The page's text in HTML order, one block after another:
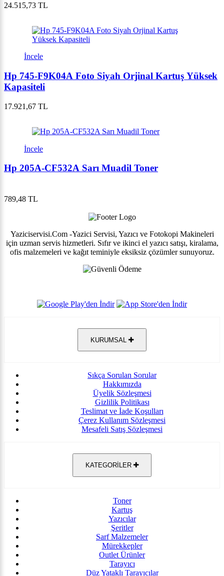
24.515,73 TL
İncele
Hp 745-F9K04A Foto Siyah Orjinal Kartuş Yüksek
Kapasiteli
17.921,67 TL
İncele
Hp 205A-CF532A Sarı Muadil Toner
789,48 TL
Yaziciservisi.Com -Yazici Servisi, Yazıcı ve Fotokopi Makineleri
için uzman servis hizmetleri. Sıfır ve ikinci el yazıcı satışı, kiralama,
ofis malzemeleri ve kağıt teminiyle eksiksiz çözümler sunuyoruz.
KURUMSAL
Sıkça Sorulan Sorular
Hakkımızda
Üyelik Sözleşmesi
Gizlilik Politikası
Teslimat ve İade Koşulları
Çerez Kullanım Sözleşmesi
Mesafeli Satış Sözleşmesi
KATEGORİLER
Toner
Kartuş
Yazıcılar
Şeritler
Sarf Malzemeler
Mürekkepler
Outlet Ürünler
Tarayıcı
Düz Yataklı Tarayıcılar